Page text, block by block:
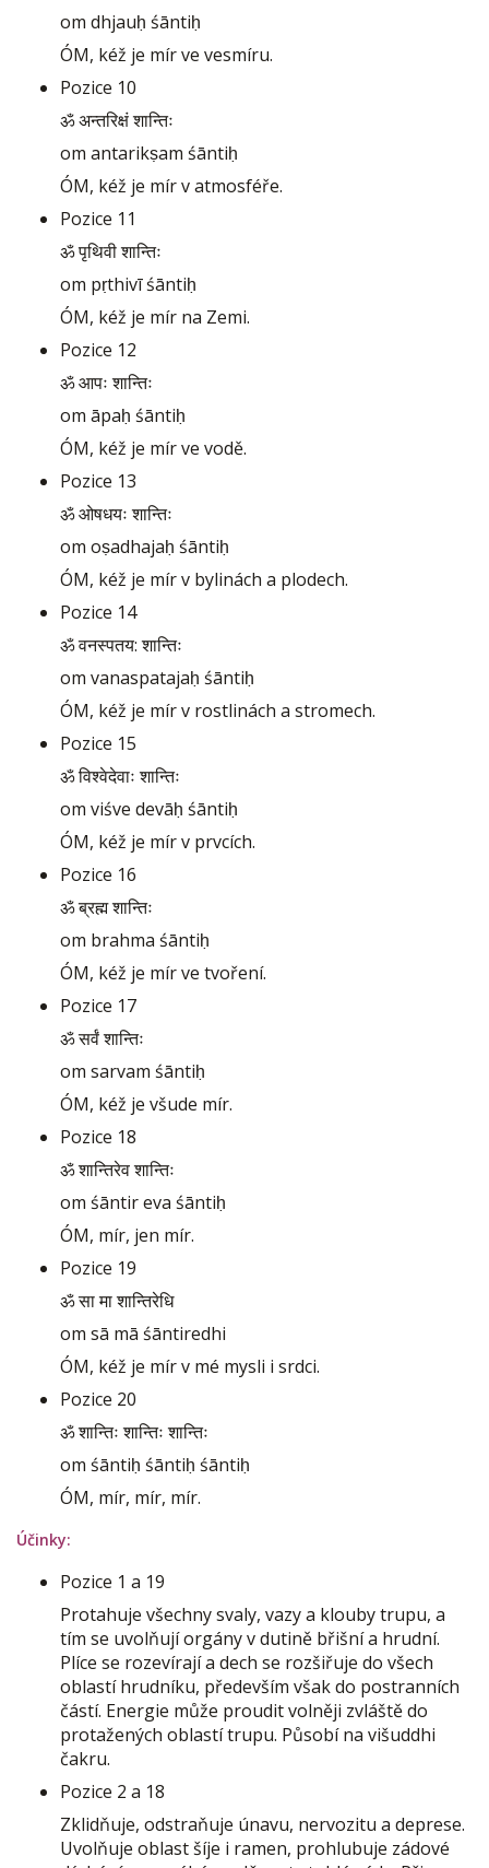
om dhjauḥ śāntiḥ
ÓM, kéž je mír ve vesmíru.
Pozice 10
ॐ अन्तरिक्षं शान्तिः
om antarikṣam śāntiḥ
ÓM, kéž je mír v atmosféře.
Pozice 11
ॐ पृथिवी शान्तिः
om pṛthivī śāntiḥ
ÓM, kéž je mír na Zemi.
Pozice 12
ॐ आपः शान्तिः
om āpaḥ śāntiḥ
ÓM, kéž je mír ve vodě.
Pozice 13
ॐ ओषधयः शान्तिः
om oṣadhajaḥ śāntiḥ
ÓM, kéž je mír v bylinách a plodech.
Pozice 14
ॐ वनस्पतय: शान्तिः
om vanaspatajaḥ śāntiḥ
ÓM, kéž je mír v rostlinách a stromech.
Pozice 15
ॐ विश्वेदेवाः शान्तिः
om viśve devāḥ śāntiḥ
ÓM, kéž je mír v prvcích.
Pozice 16
ॐ ब्रह्म शान्तिः
om brahma śāntiḥ
ÓM, kéž je mír ve tvoření.
Pozice 17
ॐ सर्वं शान्तिः
om sarvam śāntiḥ
ÓM, kéž je všude mír.
Pozice 18
ॐ शान्तिरेव शान्तिः
om śāntir eva śāntiḥ
ÓM, mír, jen mír.
Pozice 19
ॐ सा मा शान्तिरेधि
om sā mā śāntiredhi
ÓM, kéž je mír v mé mysli i srdci.
Pozice 20
ॐ शान्तिः शान्तिः शान्तिः
om śāntiḥ śāntiḥ śāntiḥ
ÓM, mír, mír, mír.
Účinky:
Pozice 1 a 19
Protahuje všechny svaly, vazy a klouby trupu, a
tím se uvolňují orgány v dutině břišní a hrudní.
Plíce se rozevírají a dech se rozšiřuje do všech
oblastí hrudníku, především však do postranních
částí. Energie může proudit volněji zvláště do
protažených oblastí trupu. Působí na višuddhi
čakru.
Pozice 2 a 18
Zklidňuje, odstraňuje únavu, nervozitu a deprese.
Uvolňuje oblast šíje i ramen, prohlubuje zádové